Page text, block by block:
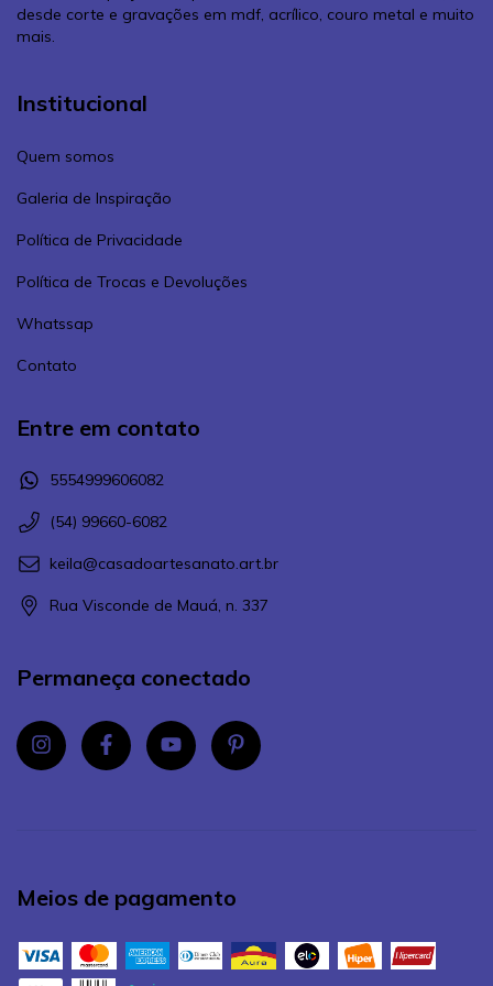
desde corte e gravações em mdf, acrílico, couro metal e muito
mais.
Institucional
Quem somos
Galeria de Inspiração
Política de Privacidade
Política de Trocas e Devoluções
Whatssap
Contato
Entre em contato
5554999606082
(54) 99660-6082
keila@casadoartesanato.art.br
Rua Visconde de Mauá, n. 337
Permaneça conectado
Meios de pagamento